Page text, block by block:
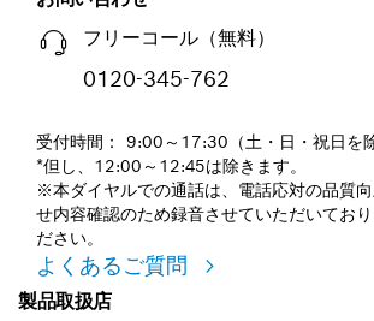
フリーコール（無料）
0120-345-762
受付時間： 9:00～17:30（土・日・祝日を
*但し、12:00～12:45は除きます。
※本ダイヤルでの通話は、電話応対の品質
せ内容確認のため録音させていただいてお
ださい。
よくあるご質問
製品取扱店